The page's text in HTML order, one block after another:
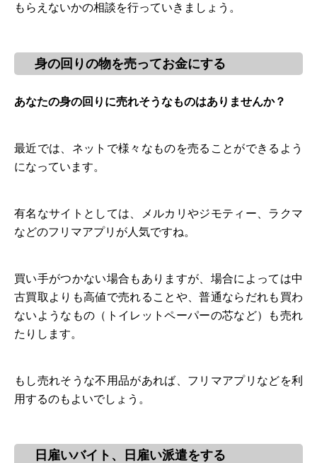
もらえないかの相談を行っていきましょう。
身の回りの物を売ってお金にする
あなたの身の回りに売れそうなものはありませんか？
最近では、ネットで様々なものを売ることができるよう
になっています。
有名なサイトとしては、メルカリやジモティー、ラクマ
などのフリマアプリが人気ですね。
買い手がつかない場合もありますが、場合によっては中
古買取よりも高値で売れることや、普通ならだれも買わ
ないようなもの（トイレットペーパーの芯など）も売れ
たりします。
もし売れそうな不用品があれば、フリマアプリなどを利
用するのもよいでしょう。
日雇いバイト、日雇い派遣をする